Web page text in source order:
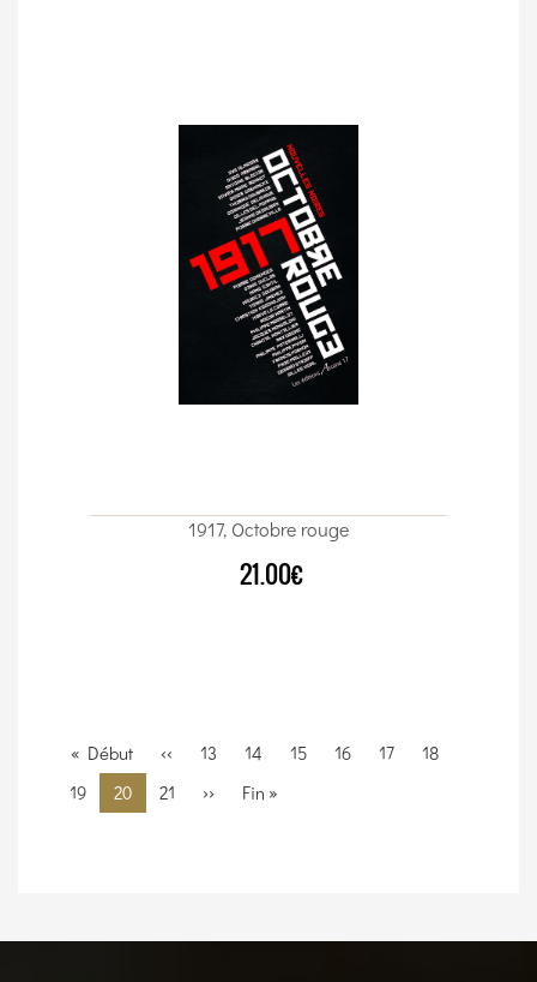
1917, Octobre rouge
21.00€
Première
page
« Début
Page
‹‹ Page
13 Page
14 Page
15 Page
16 Page
17 Page
18
Page
19
Page
courante
20 Page
21
Page
››
Dernière
Fin »